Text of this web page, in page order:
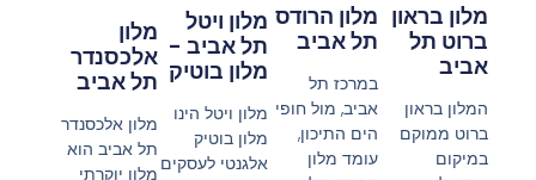
מלון בראון
ברוט תל
אביב
המלון בראון
ברוט ממוקם
במיקום
מלון הרודס
תל אביב
במרכז תל
אביב, מול חופי
הים התיכון,
עומד מלון
מלון ויטל
תל אביב -
מלון בוטיק
מלון ויטל הינו
מלון בוטיק
אלגנטי לעסקים
מלון
אלכסנדר
תל אביב
מלון אלכסנדר
תל אביב הוא
מלון יוקרתי